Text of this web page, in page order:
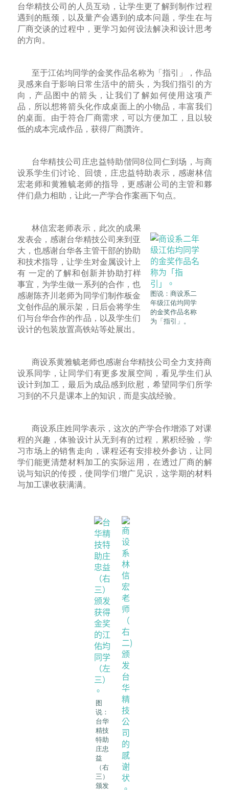
台华精技公司的人员互动，让学生更了解到制作过程
遇到的瓶颈，以及量产会遇到的成本问题，学生在与
厂商交谈的过程中，更学习如何设法解决和设计思考
的方向。
至于江佑均同学的金奖作品名称为「指引」，作品
灵感来自于影响日常生活中的箭头，为我们指引的方
向，产品图中的箭头，让我们了解如何使用这项产
品，所以想将箭头化作成桌面上的小物品，丰富我们
的桌面。由于符合厂商需求，可以方便加工，且以较
低的成本完成作品，获得厂商讚许。
台华精技公司庄忠益特助偕同8位同仁到场，与商
设系学生们讨论、回馈，庄忠益特助表示，感谢林信
宏老师和黄雅毓老师的指导，更感谢公司的主管和夥
伴们鼎力相助，让此一产学合作案画下句点。
图说：商设系二
年级江佑均同学
的金奖作品名称
为「指引」。
林信宏老师表示，此次的成果
发表会，感谢台华精技公司来到亚
大，也感谢台华各主管干部的协助
和技术指导，让学生对金属设计上
有 一定的了解和创新并协助打样
事宜，为学生做一系列的合作，也
感谢陈齐川老师为同学们制作板金
文创作品的展示架，日后会将学生
们与台华合作的作品，以及学生们
设计的包装放置高铁站等处展出。
商设系黄雅毓老师也感谢台华精技公司全力支持商
设系同学，让同学们有更多发展空间，看见学生们从
设计到加工，最后为成品感到欣慰，希望同学们所学
习到的不只是课本上的知识，而是实战经验。
商设系庄姓同学表示，这次的产学合作增添了对课
程的兴趣，体验设计从无到有的过程，累积经验，学
习市场上的销售走向，课程还有安排校外参访，让同
学们能更清楚材料加工的实际运用，在透过厂商的解
说与知识的传授，使同学们增广见识，这学期的材料
与加工课收获满满。
图
说：
台华
精技
特助
庄忠
益
（右
三）
颁发